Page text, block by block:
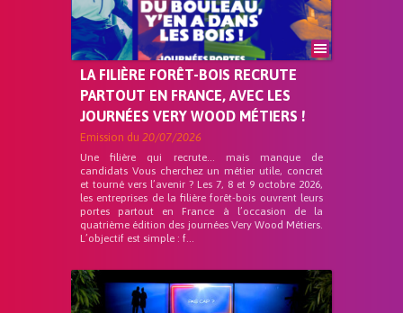
LA FILIÈRE FORÊT-BOIS RECRUTE
PARTOUT EN FRANCE, AVEC LES
JOURNÉES VERY WOOD MÉTIERS !
Emission du 20/07/2026
Une filière qui recrute… mais manque de
candidats Vous cherchez un métier utile, concret
et tourné vers l’avenir ? Les 7, 8 et 9 octobre 2026,
les entreprises de la filière forêt-bois ouvrent leurs
portes partout en France à l’occasion de la
quatrième édition des journées Very Wood Métiers.
L’objectif est simple : f...